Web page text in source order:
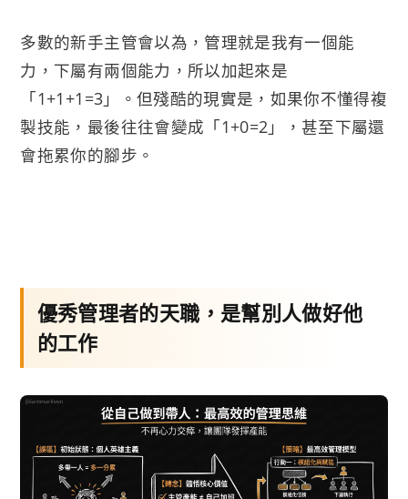
多數的新手主管會以為，管理就是我有一個能
力，下屬有兩個能力，所以加起來是
「1+1+1=3」。但殘酷的現實是，如果你不懂得複
製技能，最後往往會變成「1+0=2」，甚至下屬還
會拖累你的腳步。
優秀管理者的天職，是幫別人做好他
的工作